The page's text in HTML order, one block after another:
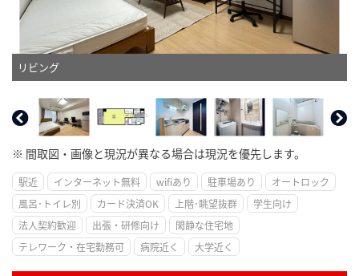
リビング
※ 間取図・画像と現況が異なる場合は現況を優先します。
駅近 インターネット無料 wifiあり 駐車場あり
オートロック
風呂･トイレ別
カード決済OK 上階･眺望抜群
学生向け
法人契約歓迎
出張・研修向け
閑静な住宅地
テレワーク・在宅勤務可
病院近く 大学近く